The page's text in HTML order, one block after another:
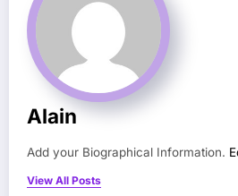
Alain
Add your Biographical Information.
View All Posts